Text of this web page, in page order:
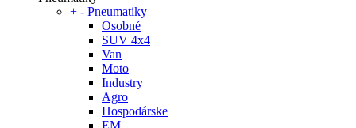
+ - Pneumatiky
Osobné
SUV 4x4
Van
Moto
Industry
Agro
Hospodárske